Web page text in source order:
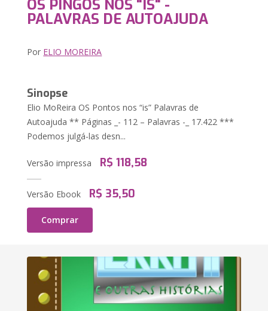
OS PINGOS NOS "IS" -
PALAVRAS DE AUTOAJUDA
Por ELIO MOREIRA
Sinopse
Elio MoReira OS Pontos nos “is” Palavras de
Autoajuda ** Páginas _- 112 – Palavras -_ 17.422 ***
Podemos julgá-las desn...
Versão impressa R$ 118,58
Versão Ebook R$ 35,50
Comprar